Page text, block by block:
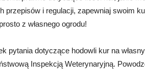
przepisów i regulacji, zapewniaj swoim
z własnego ogrodu!
pytania dotyczące hodowli kur na
Inspekcją Weterynaryjną.